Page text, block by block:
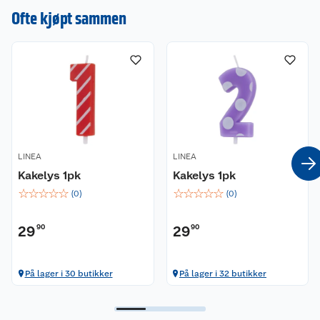
en omtale.
Ofte kjøpt sammen
LINEA
Kakelys 1pk
☆☆☆☆☆ (0)
2990
På lager i 30 butikker
LINEA
Kakelys 1pk
☆☆☆☆☆ (0)
2990
På lager i 32 butikker